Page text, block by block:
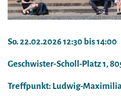
So. 22.02.2026 12:30 bis 14:00
Geschwister-Scholl-Platz 1,
Treffpunkt: Ludwig-